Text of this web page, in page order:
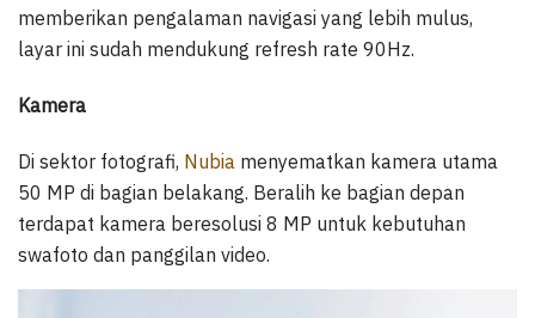
memberikan pengalaman navigasi yang lebih mulus,
layar ini sudah mendukung refresh rate 90Hz.
Kamera
Di sektor fotografi, Nubia menyematkan kamera utama
50 MP di bagian belakang. Beralih ke bagian depan
terdapat kamera beresolusi 8 MP untuk kebutuhan
swafoto dan panggilan video.